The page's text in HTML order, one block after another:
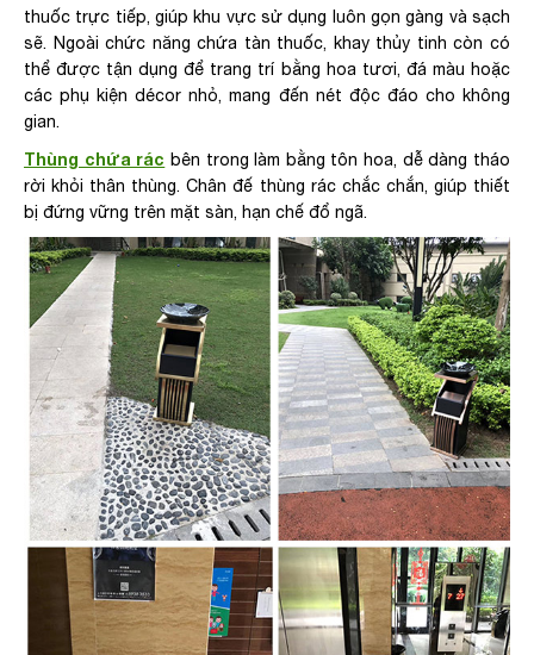
thuốc trực tiếp, giúp khu vực sử dụng luôn gọn gàng và sạch
sẽ. Ngoài chức năng chứa tàn thuốc, khay thủy tinh còn có
thể được tận dụng để trang trí bằng hoa tươi, đá màu hoặc
các phụ kiện décor nhỏ, mang đến nét độc đáo cho không
gian.
Thùng chứa rác bên trong làm bằng tôn hoa, dễ dàng tháo
rời khỏi thân thùng. Chân đế thùng rác chắc chắn, giúp thiết
bị đứng vững trên mặt sàn, hạn chế đổ ngã.